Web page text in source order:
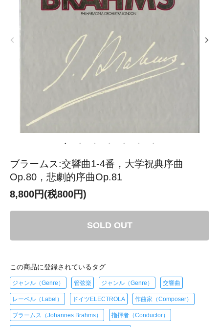
ブラームス:交響曲1-4番，大学祝典序曲
Op.80，悲劇的序曲Op.81
8,800円(税800円)
SOLD OUT
この商品に登録されているタグ
ジャンル（Genre） 管弦楽 ジャンル（Genre） 交響曲
レーベル（Label） ドイツELECTROLA 作曲家（Composer）
ブラームス（Johannes Brahms） 指揮者（Conductor）